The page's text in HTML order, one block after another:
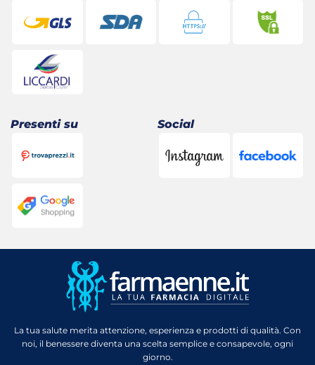
Presenti su Social
La tua salute merita attenzione, esperienza e prodotti di qualità. Con
noi, il benessere diventa una scelta semplice e consapevole, ogni
giorno.